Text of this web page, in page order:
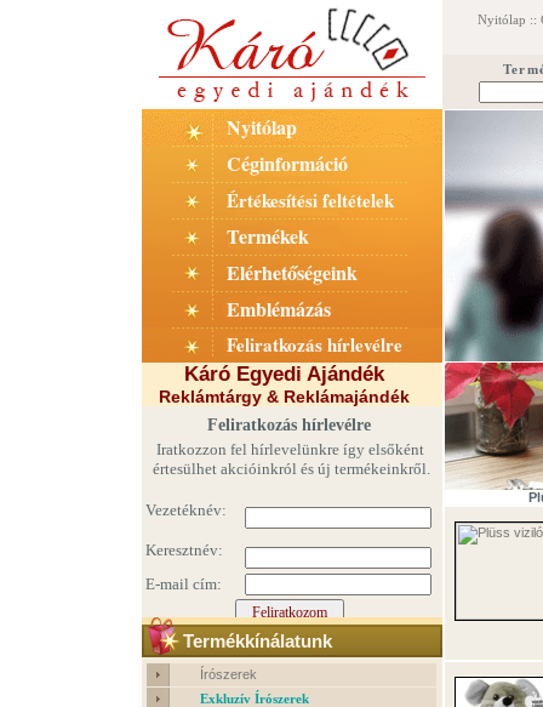
Nyitólap ::
Nyitólap
Céginformáció
Értékesítési feltételek
Termékek
Elérhetőségeink
Emblémázás
Feliratkozás hírlevélre
Káró Egyedi Ajándék
Reklámtárgy & Reklámajándék
Feliratkozás hírlevélre
Iratkozzon fel hírlevelünkre így elsőként
értesülhet akcióinkról és új termékeinkről.
Termékkínálatunk
Írószerek
Exkluzív Írószerek